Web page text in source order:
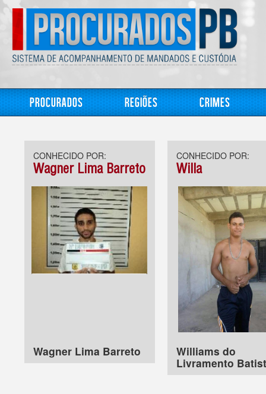
Procurados Regiões Crimes
CONHECIDO POR:
Wagner Lima Barreto
Wagner Lima Barreto
CONHECIDO POR:
Willa
Williams do
Livramento